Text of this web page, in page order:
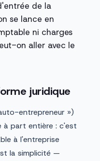
de la
se lance en
ni charges
on aller avec le
juridique
entrepreneur »)
à part entière : c'est
à l'entreprise
la simplicité —